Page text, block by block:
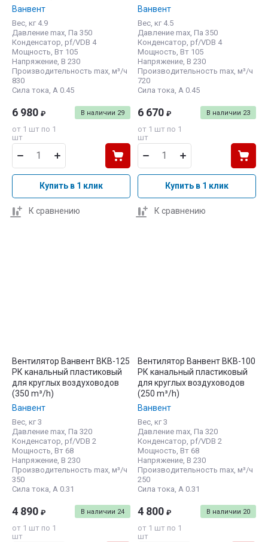
Ванвент
Вес, кг 4.9
Давление max, Па 350
Конденсатор, pf/VDB 4
Мощность, Вт 105
Напряжение, В 230
Производительность max, м³/ч
830
Сила тока, А 0.45
В наличии 29
6 980 ₽
от 1 шт по 1
шт
Купить в 1 клик
К сравнению
Ванвент
Вес, кг 4.5
Давление max, Па 350
Конденсатор, pf/VDB 4
Мощность, Вт 105
Напряжение, В 230
Производительность max, м³/ч
720
Сила тока, А 0.45
В наличии 23
6 670 ₽
от 1 шт по 1
шт
Купить в 1 клик
К сравнению
Вентилятор Ванвент ВКВ-125
PК канальный пластиковый
для круглых воздуховодов
(350 m³/h)
Ванвент
Вес, кг 3
Давление max, Па 320
Конденсатор, pf/VDB 2
Мощность, Вт 68
Напряжение, В 230
Производительность max, м³/ч
350
Сила тока, А 0.31
В наличии 24
4 890 ₽
от 1 шт по 1
шт
Вентилятор Ванвент ВКВ-100
PК канальный пластиковый
для круглых воздуховодов
(250 m³/h)
Ванвент
Вес, кг 3
Давление max, Па 320
Конденсатор, pf/VDB 2
Мощность, Вт 68
Напряжение, В 230
Производительность max, м³/ч
250
Сила тока, А 0.31
В наличии 20
4 800 ₽
от 1 шт по 1
шт